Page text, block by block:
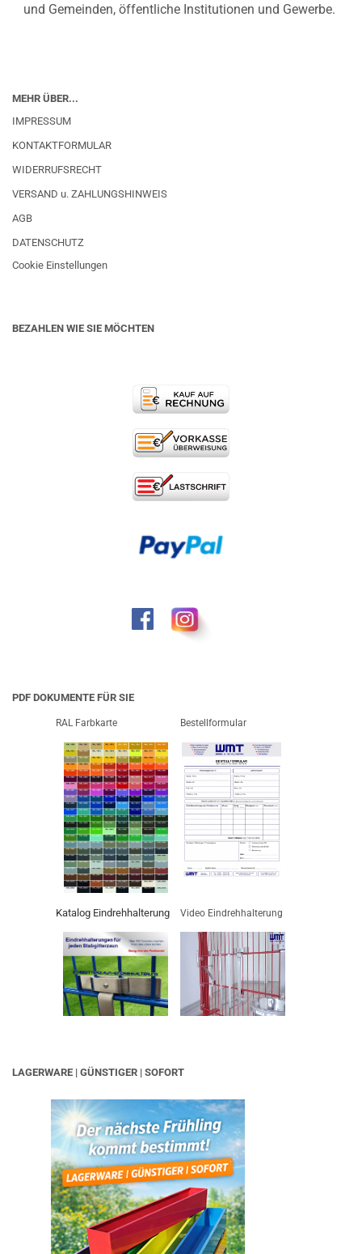
und Gemeinden, öffentliche Institutionen und Gewerbe.
MEHR ÜBER...
IMPRESSUM
KONTAKTFORMULAR
WIDERRUFSRECHT
VERSAND u. ZAHLUNGSHINWEIS
AGB
DATENSCHUTZ
Cookie Einstellungen
BEZAHLEN WIE SIE MÖCHTEN
PDF DOKUMENTE FÜR SIE
RAL Farbkarte Bestellformular
Katalog Eindrehhalterung Video Eindrehhalterung
LAGERWARE | GÜNSTIGER | SOFORT